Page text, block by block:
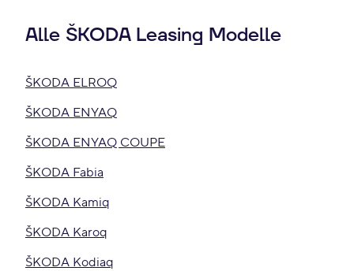
Alle ŠKODA Leasing Modelle
ŠKODA ELROQ
ŠKODA ENYAQ
ŠKODA ENYAQ COUPE
ŠKODA Fabia
ŠKODA Kamiq
ŠKODA Karoq
ŠKODA Kodiaq